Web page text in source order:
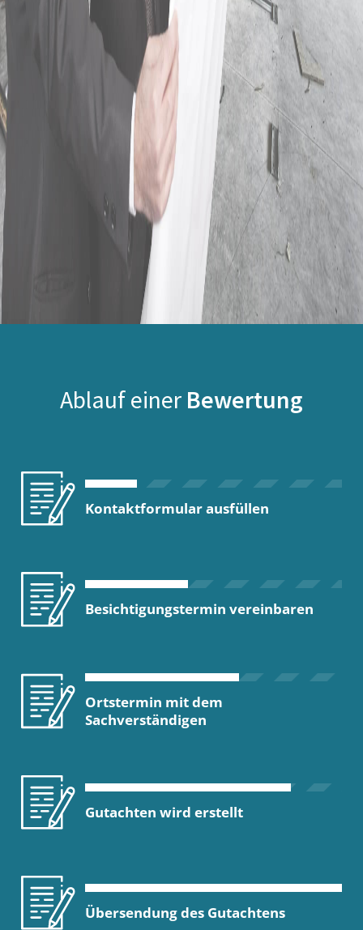
Ablauf einer Bewertung
Kontaktformular ausfüllen
Besichtigungstermin vereinbaren
Ortstermin mit dem
Sachverständigen
Gutachten wird erstellt
Übersendung des Gutachtens